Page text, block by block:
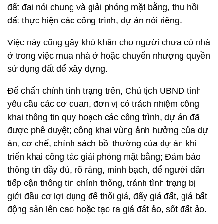
đất đai nói chung và giải phóng mặt bằng, thu hồi
đất thực hiện các công trình, dự án nói riêng.
Việc này cũng gây khó khăn cho người chưa có nhà
ở trong việc mua nhà ở hoặc chuyển nhượng quyền
sử dụng đất để xây dựng.
Để chấn chỉnh tình trạng trên, Chủ tịch UBND tỉnh
yêu cầu các cơ quan, đơn vị có trách nhiệm công
khai thông tin quy hoạch các công trình, dự án đã
được phê duyệt; công khai vùng ảnh hưởng của dự
án, cơ chế, chính sách bồi thường của dự án khi
triển khai công tác giải phóng mặt bằng; Đảm bảo
thông tin đầy đủ, rõ ràng, minh bạch, để người dân
tiếp cận thông tin chính thống, tránh tình trạng bị
giới đầu cơ lợi dụng để thổi giá, đẩy giá đất, giá bất
động sản lên cao hoặc tạo ra giá đất ảo, sốt đất ảo.